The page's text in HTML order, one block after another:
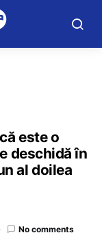
este o
deschidă în
al doilea
No comments